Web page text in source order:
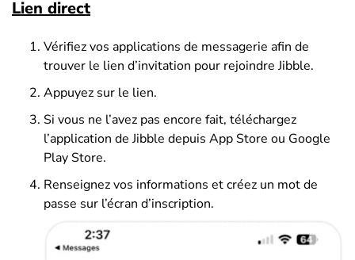
Lien direct
Vérifiez vos applications de messagerie afin de
trouver le lien d’invitation pour rejoindre Jibble.
Appuyez sur le lien.
Si vous ne l’avez pas encore fait, téléchargez
l’application de Jibble depuis App Store ou Google
Play Store.
Renseignez vos informations et créez un mot de
passe sur l’écran d’inscription.